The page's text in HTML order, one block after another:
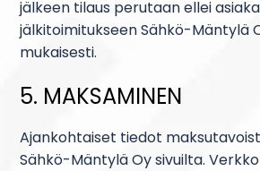
jälkeen tilaus perutaan ellei
jälkitoimitukseen Sähkö-Mäntylä
mukaisesti.
5. MAKSAMINEN
Ajankohtaiset tiedot
Sähkö-Mäntylä Oy sivuilta.